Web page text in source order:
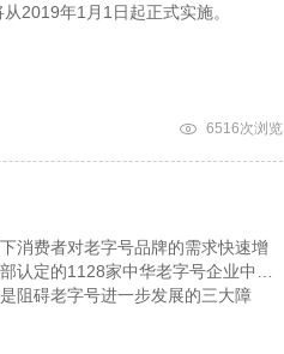
2019年1月1日起正式实施。
6516次浏览
消费者对老字号品牌的需求快速增
认定的1128家中华老字号企业中，
阻碍老字号进一步发展的三大障